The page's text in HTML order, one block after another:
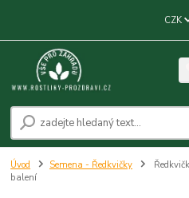
CZK
Úvod Semena - Ředkvičky
balení